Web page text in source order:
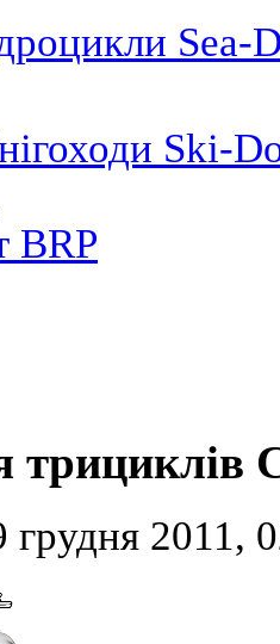
Sea-
Ski-
BRP
трициклів
грудня 2011,